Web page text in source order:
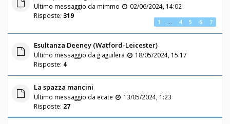
Ultimo messaggio da mimmo
02/06/2024, 14:02
Risposte: 319
1 … 4 5 6 7
Esultanza Deeney (Watford-Leicester)
Ultimo messaggio da g aguilera
18/05/2024, 15:17
Risposte: 4
La spazza mancini
Ultimo messaggio da ecate
13/05/2024, 1:23
Risposte: 27